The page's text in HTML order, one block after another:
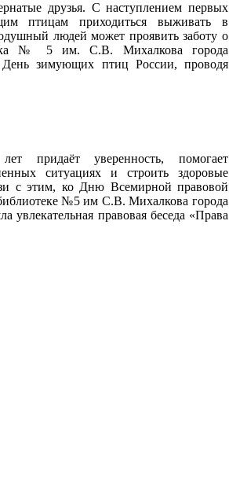
друзья. С наступлением первых
птицам приходиться выживать в
людей может проявить заботу о
№ 5 им. С.В. Михалкова города
День зимующих птиц России, проводя
придаёт уверенность, помогает
ситуациях и строить здоровые
с этим, ко Дню Всемирной правовой
№5 им С.В. Михалкова города
увлекательная правовая беседа «Права